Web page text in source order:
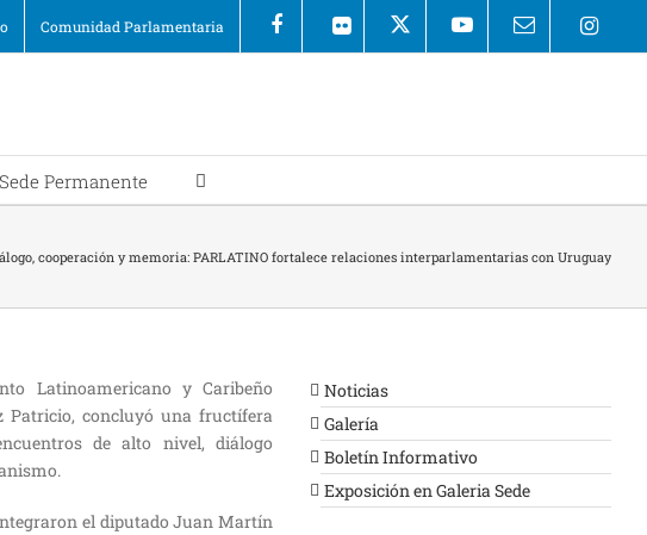
Comunidad Parlamentaria
Sede Permanente
cooperación y memoria: PARLATINO fortalece relaciones interparlamentarias con Uruguay
Latinoamericano y Caribeño
Patricio, concluyó una fructífera
de alto nivel, diálogo
el diputado Juan Martín
Noticias
Galería
Boletín Informativo
Exposición en Galeria Sede